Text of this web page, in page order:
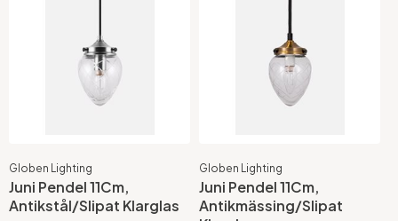
Globen Lighting
Juni Pendel 11Cm,
Antikstål/Slipat Klarglas
Globen Lighting
Juni Pendel 11Cm,
Antikmässing/Slipat